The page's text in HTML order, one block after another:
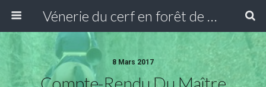
Vénerie du cerf en forêt de Compiègne
8 Mars 2017